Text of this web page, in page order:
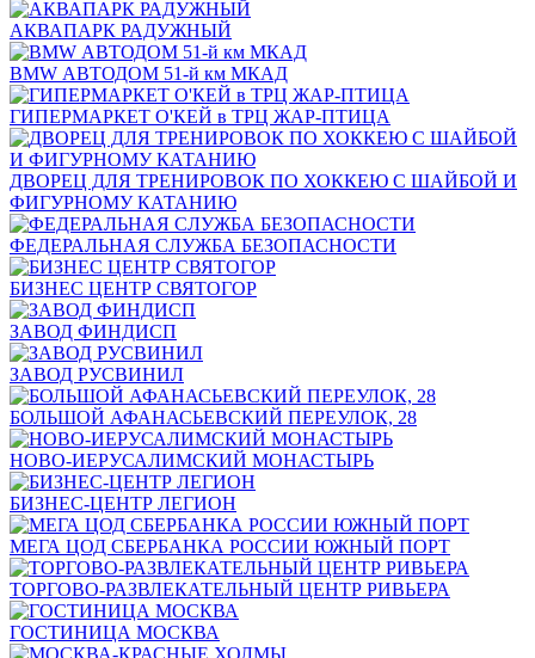
АКВАПАРК РАДУЖНЫЙ
BMW АВТОДОМ 51-й км МКАД
ГИПЕРМАРКЕТ О'КЕЙ в ТРЦ ЖАР-ПТИЦА
ДВОРЕЦ ДЛЯ ТРЕНИРОВОК ПО ХОККЕЮ С ШАЙБОЙ И
ФИГУРНОМУ КАТАНИЮ
ФЕДЕРАЛЬНАЯ СЛУЖБА БЕЗОПАСНОСТИ
БИЗНЕС ЦЕНТР СВЯТОГОР
ЗАВОД ФИНДИСП
ЗАВОД РУСВИНИЛ
БОЛЬШОЙ АФАНАСЬЕВСКИЙ ПЕРЕУЛОК, 28
НОВО-ИЕРУСАЛИМСКИЙ МОНАСТЫРЬ
БИЗНЕС-ЦЕНТР ЛЕГИОН
МЕГА ЦОД СБЕРБАНКА РОССИИ ЮЖНЫЙ ПОРТ
ТОРГОВО-РАЗВЛЕКАТЕЛЬНЫЙ ЦЕНТР РИВЬЕРА
ГОСТИНИЦА МОСКВА